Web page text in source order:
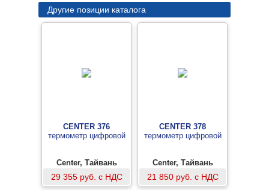
Другие позиции каталога
CENTER 376
термометр цифровой
Center, Тайвань
29 355 руб. с НДС
CENTER 378
термометр цифровой
Center, Тайвань
21 850 руб. с НДС